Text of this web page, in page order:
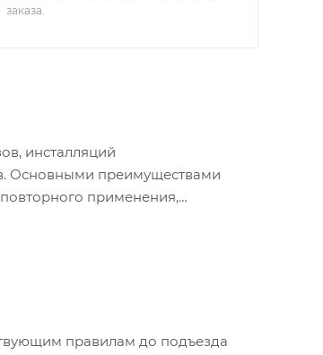
заказа.
инсталляций
Основными преимуществами
применения,
правилам до подъезда